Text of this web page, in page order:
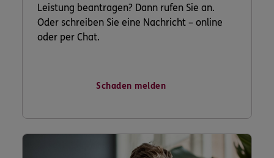
Leistung beantragen? Dann rufen Sie an.
Oder schreiben Sie eine Nachricht – online
oder per Chat.
Schaden melden